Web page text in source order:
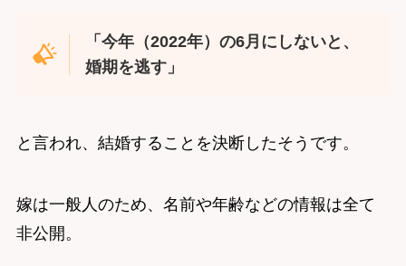
「今年（2022年）の6月にしないと、
婚期を逃す」
と言われ、結婚することを決断したそうです。
嫁は一般人のため、名前や年齢などの情報は全て
非公開。